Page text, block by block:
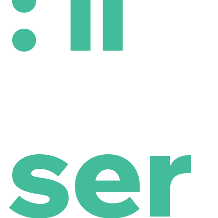
ser